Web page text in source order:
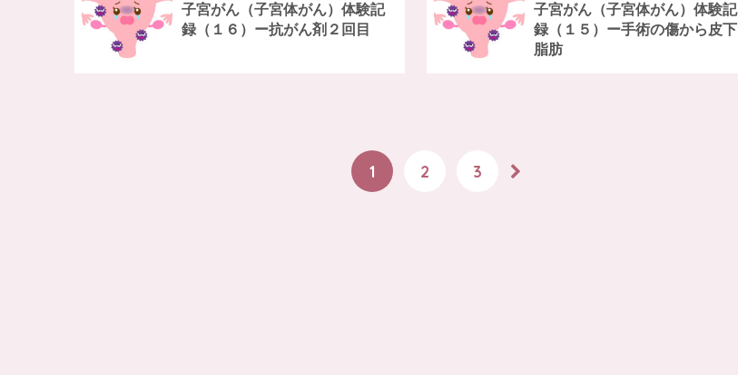
子宮がん（子宮体がん）体験記
録（１６）ー抗がん剤２回目
子宮がん（子宮体がん）体験記
録（１５）ー手術の傷から皮下
脂肪
1 2 3